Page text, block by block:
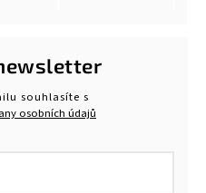
souhlasíte s
osobních údajů